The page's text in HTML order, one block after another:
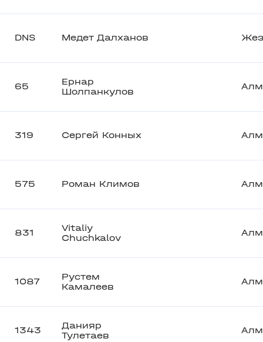
DNS Медет Далханов
65
Ернар
Шолпанкулов
319 Сергей Конных
575 Роман Климов
831
Vitaliy
Chuchkalov
1087
Рустем
Камалеев
1343
Данияр
Тулетаев